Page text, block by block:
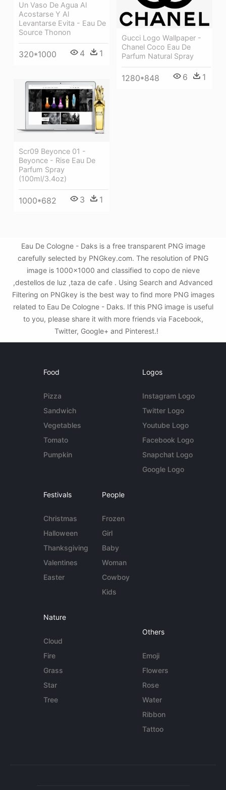
Un Vaso De Agua Al
Acostarse Y Al
Levantarse Evita - Eau De
Source Thonon
320*1000 4 1
Gucci Logo Wallpaper -
Chanel Coco Eau De
Parfum Natural Spray
1280*848 6 1
Scr09 Beyonce 01 -
Beyonce - Rise Eau De
Parfum Spray
(100ml/3.4oz)
1000*682 3 1
Eau De Cologne - Daks is a free transparent PNG image
carefully selected by PNGkey.com. The resolution of PNG
image is 1000x1000 and classified to copo de nieve
,destellos de luz ,taza de cafe . Using Search and Advanced
Filtering on PNGkey is the best way to find more PNG images
related to Eau De Cologne - Daks. If this PNG image is useful
to you, please share it with more friends via Facebook,
Twitter, Google+ and Pinterest.!
Food
Pizza
Sandwich
Vegetables
Tomato
Pumpkin
Logos
Instagram Logo
Twitter Logo
Youtube Logo
Facebook Logo
Snapchat Logo
Google Logo
Festivals
Christmas
Halloween
Thanksgiving
Valentines
Easter
People
Frozen
Girl
Baby
Woman
Cowboy
Kids
Nature
Cloud
Fire
Grass
Star
Tree
Others
Emoji
Flowers
Rose
Water
Ribbon
Tattoo